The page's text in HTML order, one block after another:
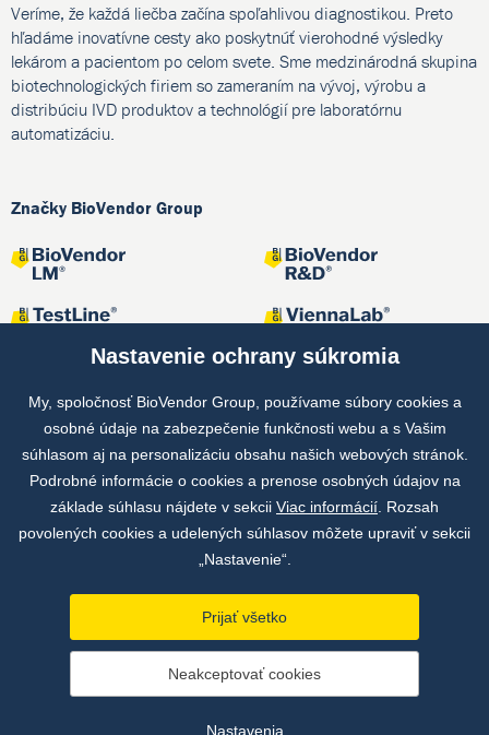
Veríme, že každá liečba začína spoľahlivou diagnostikou. Preto
hľadáme inovatívne cesty ako poskytnúť vierohodné výsledky
lekárom a pacientom po celom svete. Sme medzinárodná skupina
biotechnologických firiem so zameraním na vývoj, výrobu a
distribúciu IVD produktov a technológií pre laboratórnu
automatizáciu.
Značky BioVendor Group
Spoločné projekty
Copyright © by BioVendor Group 2026
Nastavenie ochrany súkromia
My, spoločnosť BioVendor Group, používame súbory cookies a
osobné údaje na zabezpečenie funkčnosti webu a s Vašim
súhlasom aj na personalizáciu obsahu našich webových stránok.
Podrobné informácie o cookies a prenose osobných údajov na
základe súhlasu nájdete v sekcii Viac informácií . Rozsah
povolených cookies a udelených súhlasov môžete upraviť v sekcii
„Nastavenie“.
Prijať všetko
Neakceptovať cookies
Nastavenia